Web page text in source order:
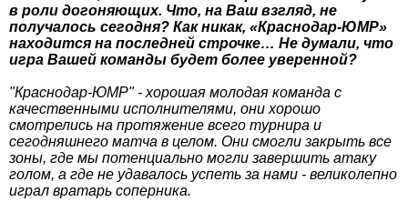
в роли догоняющих. Что, на Ваш взгляд, не
получалось сегодня? Как никак, «Краснодар-ЮМР»
находится на последней строчке… Не думали, что
игра Вашей команды будет более уверенной?
"Краснодар-ЮМР" - хорошая молодая команда с
качественными исполнителями, они хорошо
смотрелись на протяжение всего турнира и
сегодняшнего матча в целом. Они смогли закрыть все
зоны, где мы потенциально могли завершить атаку
голом, а где не удавалось успеть за нами - великолепно
играл вратарь соперника.